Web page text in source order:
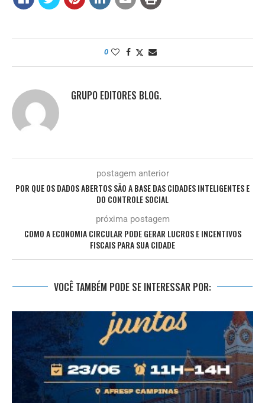
0
GRUPO EDITORES BLOG.
postagem anterior
POR QUE OS DADOS ABERTOS SÃO A BASE DAS CIDADES INTELIGENTES E
DO CONTROLE SOCIAL
próxima postagem
COMO A ECONOMIA CIRCULAR PODE GERAR LUCROS E INCENTIVOS
FISCAIS PARA SUA CIDADE
VOCÊ TAMBÉM PODE SE INTERESSAR POR: